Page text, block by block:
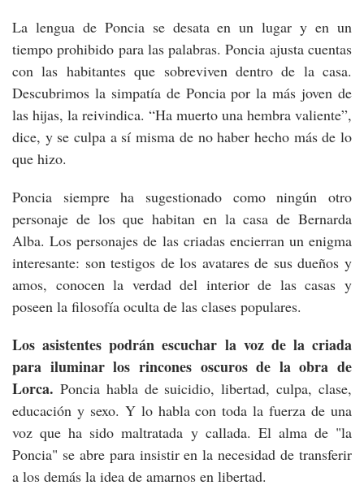
La lengua de Poncia se desata en un lugar y en un
tiempo prohibido para las palabras. Poncia ajusta cuentas
con las habitantes que sobreviven dentro de la casa.
Descubrimos la simpatía de Poncia por la más joven de
las hijas, la reivindica. “Ha muerto una hembra valiente”,
dice, y se culpa a sí misma de no haber hecho más de lo
que hizo.
Poncia siempre ha sugestionado como ningún otro
personaje de los que habitan en la casa de Bernarda
Alba. Los personajes de las criadas encierran un enigma
interesante: son testigos de los avatares de sus dueños y
amos, conocen la verdad del interior de las casas y
poseen la filosofía oculta de las clases populares.
Los asistentes podrán escuchar la voz de la criada
para iluminar los rincones oscuros de la obra de
Lorca. Poncia habla de suicidio, libertad, culpa, clase,
educación y sexo. Y lo habla con toda la fuerza de una
voz que ha sido maltratada y callada. El alma de "la
Poncia" se abre para insistir en la necesidad de transferir
a los demás la idea de amarnos en libertad.